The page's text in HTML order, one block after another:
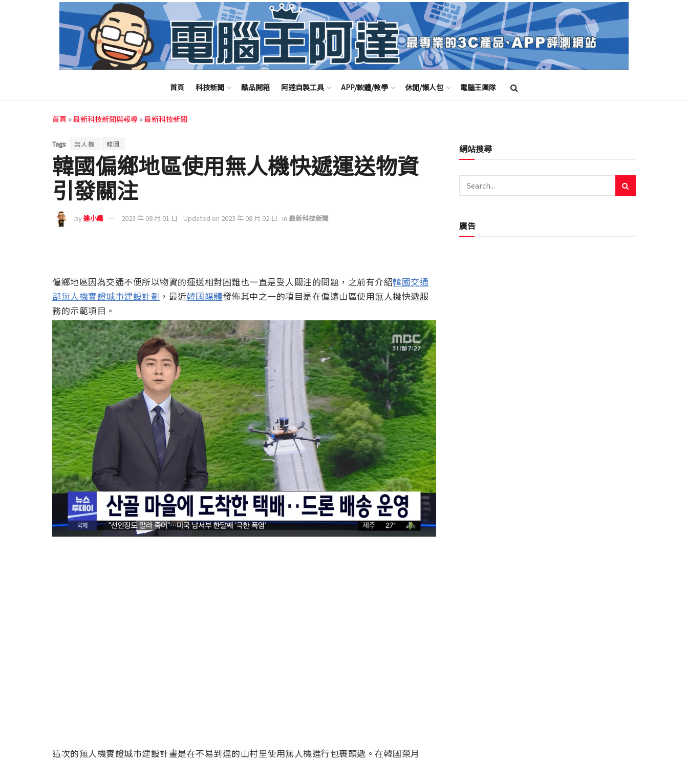
首頁 科技新聞 酷品開箱 阿達自製工具 APP/軟體/教學 休閒/懶人包 電腦王團隊
首頁 »最新科技新聞與報導 »最新科技新聞
Tags: 無人機 韓國
韓國偏鄉地區使用無人機快遞運送物資
引發關注
by達小編 2023 年 08 月 01 日 - Updated on 2023 年 08 月 02 日 in 最新科技新聞
偏鄉地區因為交通不便所以物資的運送相對困難也一直是受人關注的問題，之前有介紹韓國交通
部無人機實證城市建設計劃 ，最近韓國媒體發佈其中之一的項目是在偏遠山區使用無人機快遞服
務的示範項目。
這次的無人機實證城市建設計畫是在不易到達的山村里使用無人機進行包裹頭遞。在韓國榮月
網站搜尋
廣告